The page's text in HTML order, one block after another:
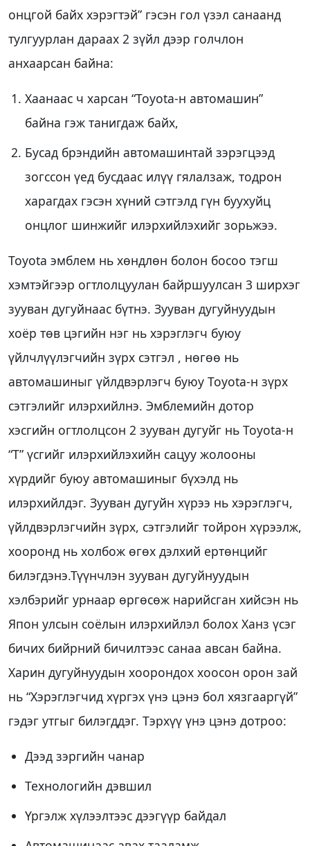
онцгой байх хэрэгтэй” гэсэн гол үзэл санаанд
тулгуурлан дараах 2 зүйл дээр голчлон
анхаарсан байна:
Хаанаас ч харсан “Toyota-н автомашин”
байна гэж танигдаж байх,
Бусад брэндийн автомашинтай зэрэгцээд
зогссон үед бусдаас илүү гялалзаж, тодрон
харагдах гэсэн хүний сэтгэлд гүн буухуйц
онцлог шинжийг илэрхийлэхийг зорьжээ.
Toyota эмблем нь хөндлөн болон босоо тэгш
хэмтэйгээр огтлолцуулан байршуулсан 3 ширхэг
зууван дугуйнаас бүтнэ. Зууван дугуйнуудын
хоёр төв цэгийн нэг нь хэрэглэгч буюу
үйлчлүүлэгчийн зүрх сэтгэл , нөгөө нь
автомашиныг үйлдвэрлэгч буюу Toyota-н зүрх
сэтгэлийг илэрхийлнэ. Эмблемийн дотор
хэсгийн огтлолцсон 2 зууван дугуйг нь Toyota-н
“T” үсгийг илэрхийлэхийн сацуу жолооны
хүрдийг буюу автомашиныг бүхэлд нь
илэрхийлдэг. Зууван дугуйн хүрээ нь хэрэглэгч,
үйлдвэрлэгчийн зүрх, сэтгэлийг тойрон хүрээлж,
хооронд нь холбож өгөх дэлхий ертөнцийг
билэгдэнэ.Түүнчлэн зууван дугуйнуудын
хэлбэрийг урнаар өргөсөж нарийсган хийсэн нь
Япон улсын соёлын илэрхийлэл болох Ханз үсэг
бичих бийрний бичилтээс санаа авсан байна.
Харин дугуйнуудын хоорондох хоосон орон зай
нь “Хэрэглэгчид хүргэх үнэ цэнэ бол хязгааргүй”
гэдэг утгыг билэгддэг. Тэрхүү үнэ цэнэ дотроо:
Дээд зэргийн чанар
Технологийн дэвшил
Үргэлж хүлээлтээс дээгүүр байдал